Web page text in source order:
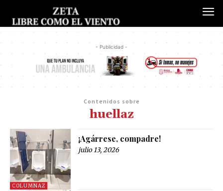
- Publicidad -
Contenidos sobre
huellaz
COLUMNAZ
¡Agárrese, compadre!
julio 13, 2026